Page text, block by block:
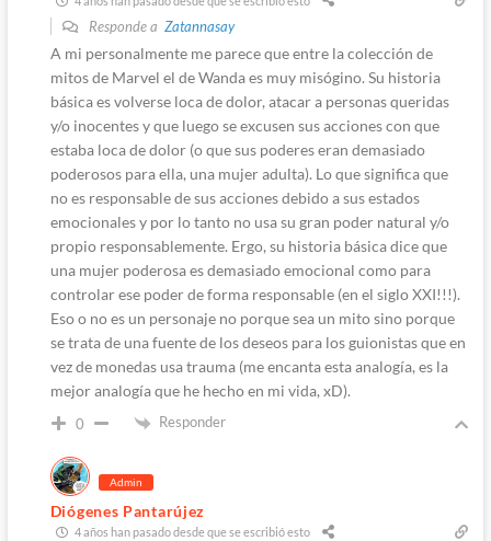
Responde a Zatannasay
A mi personalmente me parece que entre la colección de
mitos de Marvel el de Wanda es muy misógino. Su historia
básica es volverse loca de dolor, atacar a personas queridas
y/o inocentes y que luego se excusen sus acciones con que
estaba loca de dolor (o que sus poderes eran demasiado
poderosos para ella, una mujer adulta). Lo que significa que
no es responsable de sus acciones debido a sus estados
emocionales y por lo tanto no usa su gran poder natural y/o
propio responsablemente. Ergo, su historia básica dice que
una mujer poderosa es demasiado emocional como para
controlar ese poder de forma responsable (en el siglo XXI!!!).
Eso o no es un personaje no porque sea un mito sino porque
se trata de una fuente de los deseos para los guionistas que en
vez de monedas usa trauma (me encanta esta analogía, es la
mejor analogía que he hecho en mi vida, xD).
0 Responder
Admin
Diógenes Pantarújez
4 años han pasado desde que se escribió esto